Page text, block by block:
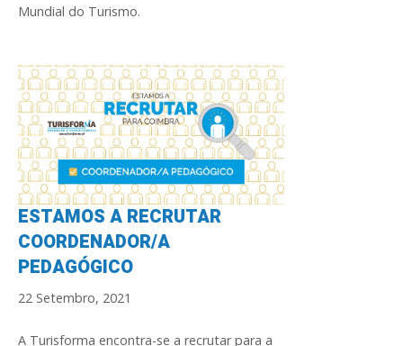
Mundial do Turismo.
ESTAMOS A RECRUTAR
COORDENADOR/A
PEDAGÓGICO
22 Setembro, 2021
A Turisforma encontra-se a recrutar para a